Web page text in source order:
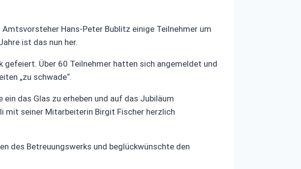
Hans-Peter Bublitz einige Teilnehmer um
ist das nun her.
gefeiert. Über 60 Teilnehmer hatten sich angemeldet und
„zu schwade“.
das Glas zu erheben und auf das Jubiläum
mit seiner Mitarbeiterin Birgit Fischer herzlich
des Betreuungswerks und beglückwünschte den